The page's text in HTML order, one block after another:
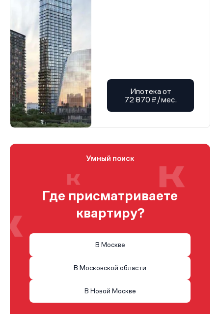
Ипотека от
72 870 ₽/мес.
Умный поиск
Где присматриваете
квартиру?
В Москве
В Московской области
В Новой Москве